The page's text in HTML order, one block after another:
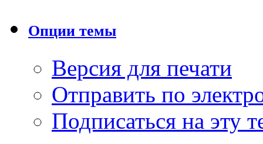
Опции темы
Версия для печати
Отправить по
Подписаться на эту